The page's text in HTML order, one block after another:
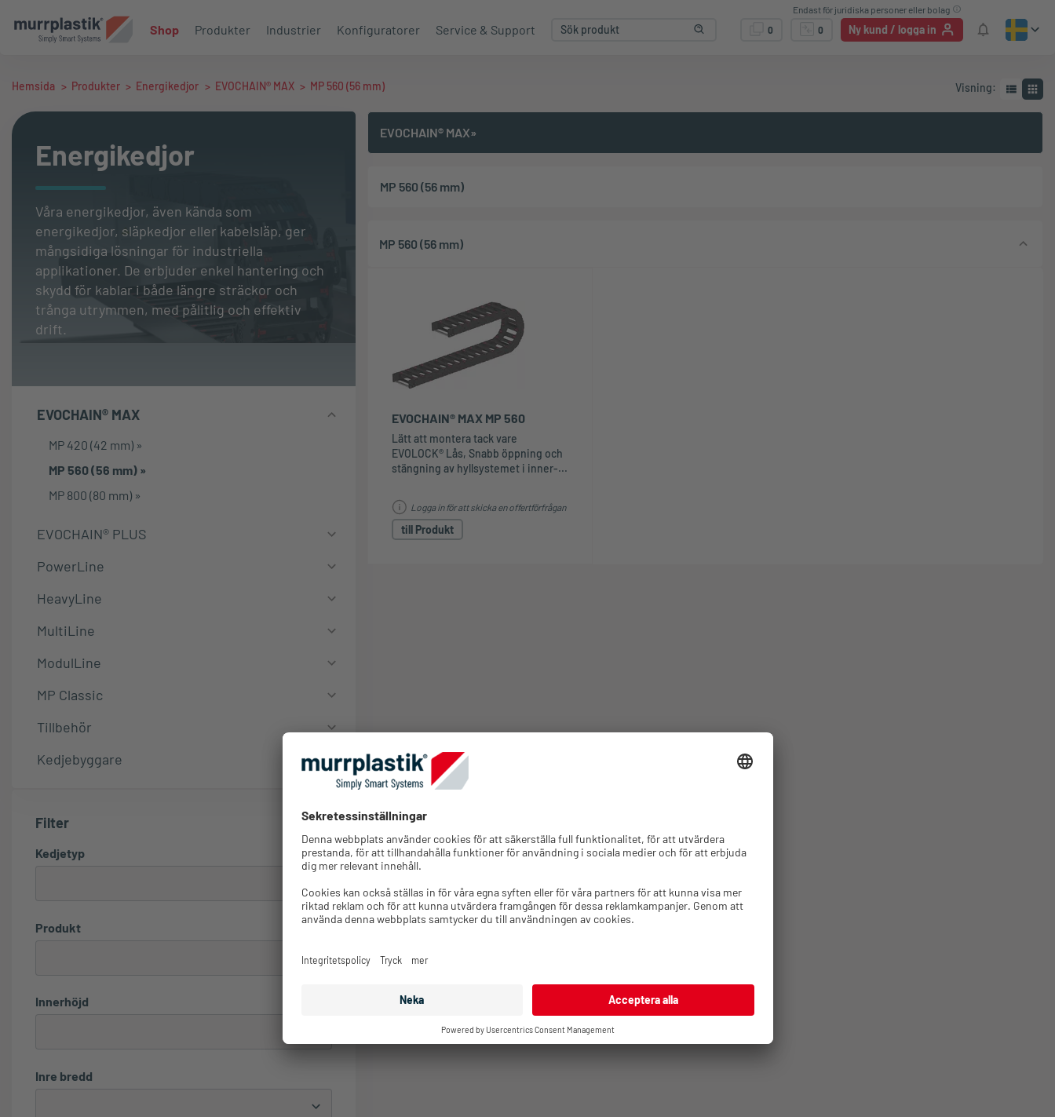
Shop Produkter Industrier Konfiguratorer Service & Support 0 0 Ny kund / logga in
Endast för juridiska personer eller bolag
Hemsida > Produkter > Energikedjor > EVOCHAIN® MAX > MP 560 (56 mm) Visning:
Energikedjor
Våra energikedjor, även kända som
energikedjor, släpkedjor eller kabelsläp, ger
mångsidiga lösningar för industriella
applikationer. De erbjuder enkel hantering och
skydd för kablar i både längre sträckor och
trånga utrymmen, med pålitlig och effektiv
drift.
EVOCHAIN® MAX
MP 420 (42 mm) »
MP 560 (56 mm) »
MP 800 (80 mm) »
EVOCHAIN® PLUS
PowerLine
HeavyLine
MultiLine
ModulLine
MP Classic
Tillbehör
Kedjebyggare
Filter
Kedjetyp
Produkt
Innerhöjd
Inre bredd
EVOCHAIN® MAX»
MP 560 (56 mm)
MP 560 (56 mm)
EVOCHAIN® MAX MP 560
Lätt att montera tack vare
EVOLOCK® Lås, Snabb öppning och
stängning av hyllsystemet i inner-...
Logga in för att skicka en offertförfrågan
till Produkt